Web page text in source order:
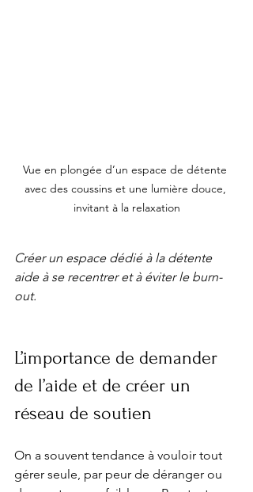
Vue en plongée d’un espace de détente
avec des coussins et une lumière douce,
invitant à la relaxation
Créer un espace dédié à la détente
aide à se recentrer et à éviter le burn-
out.
L’importance de demander
de l’aide et de créer un
réseau de soutien
On a souvent tendance à vouloir tout
gérer seule, par peur de déranger ou